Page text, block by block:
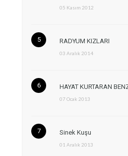
05 Kasım 2012
RADYUM KIZLARI
03 Aralık 2014
HAYAT KURTARAN
07 Ocak 2013
Sinek Kuşu
01 Aralık 2013